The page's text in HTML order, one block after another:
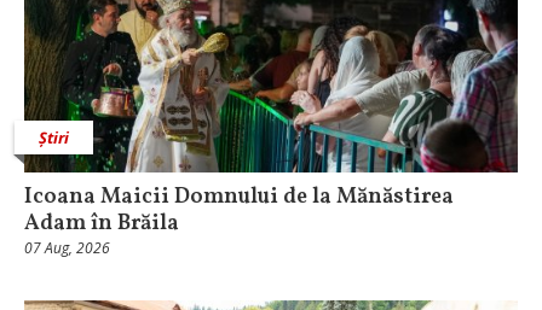
Știri
Icoana Maicii Domnului de la Mănăstirea
Adam în Brăila
07 Aug, 2026